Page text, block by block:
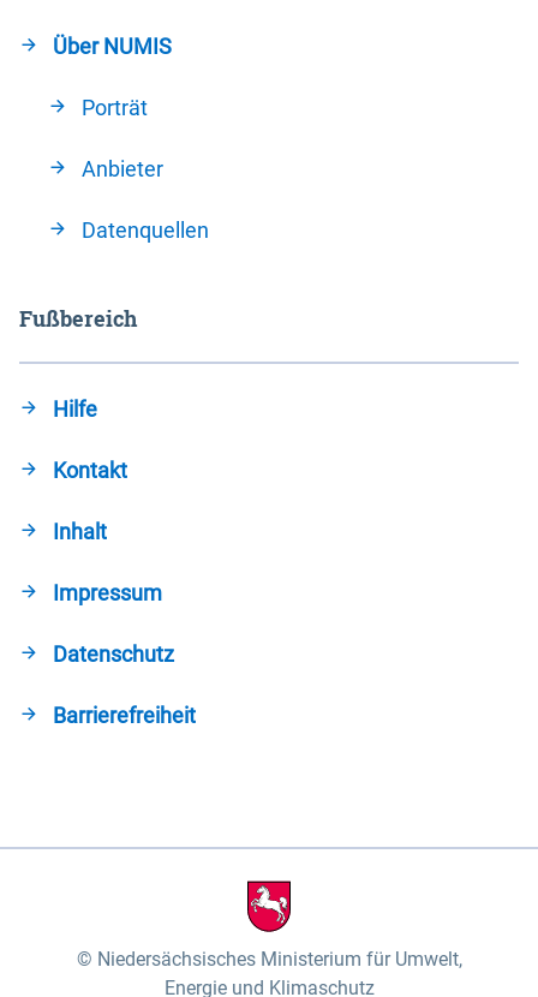
Über NUMIS
Porträt
Anbieter
Datenquellen
Fußbereich
Hilfe
Kontakt
Inhalt
Impressum
Datenschutz
Barrierefreiheit
Niedersächsisches Ministerium für Umwelt,
Energie und Klimaschutz